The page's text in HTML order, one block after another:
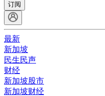
订阅
最新
新加坡
民生民声
财经
新加坡股市
新加坡财经